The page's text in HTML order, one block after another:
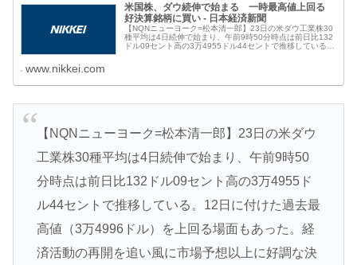
米国株、ダウ続伸で始まる 一時最高値上回る
好決算銘柄に買い - 日本経済新聞
【NQNニューヨーク=松本清一郎】23日の米ダウ工業株30
種平均は4日続伸で始まり、午前9時50分時点は前日比132
ドル09セント高の3万4955ドル44セントで推移している。
www.nikkei.com
【NQNニューヨーク=松本清一郎】23日の米ダウ
工業株30種平均は4日続伸で始まり、午前9時50
分時点は前日比132ドル09セント高の3万4955ド
ル44セントで推移している。12日に付けた過去最
高値（3万4996ドル）を上回る場面もあった。経
済活動の再開を追い風に市場予想以上に好調な決